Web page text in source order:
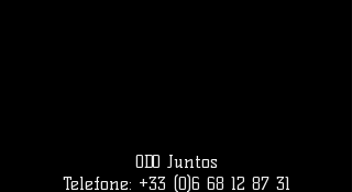
ODO Juntos
Telefone: +33 (0)6 68 12 87 31